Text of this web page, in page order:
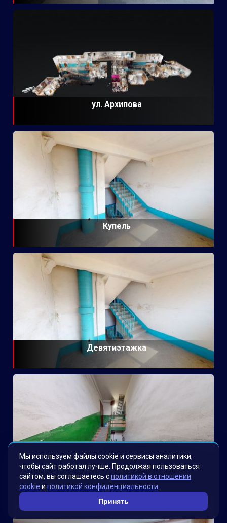
ул. Архипова
Купель
Девятиэтажка
Электроводная
Мы используем файлы cookie и сервисы аналитики,
чтобы сайт работал лучше. Продолжая пользоваться
сайтом, вы соглашаетесь сполитикой в отношении
cookie и политикой конфиденциальности
Принять